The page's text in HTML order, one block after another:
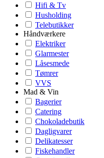
Hifi & Tv
Husholding
Telebutikker
Håndværkere
Elektriker
Glarmester
Låsesmede
Tømrer
VVS
Mad & Vin
Bagerier
Catering
Chokoladebutik
Dagligvarer
Delikatesser
Fiskehandler